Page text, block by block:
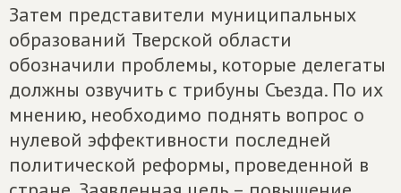
Затем представители муниципальных
образований Тверской области
обозначили проблемы, которые делегаты
должны озвучить с трибуны Съезда. По их
мнению, необходимо поднять вопрос о
нулевой эффективности последней
политической реформы, проведенной в